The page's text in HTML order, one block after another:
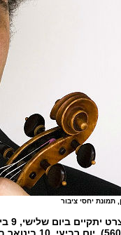
תמונת יחסי ציבור